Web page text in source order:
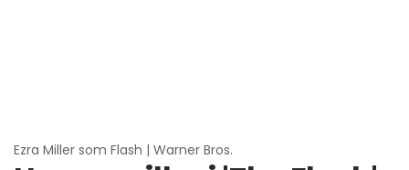
Ezra Miller som Flash | Warner Bros.